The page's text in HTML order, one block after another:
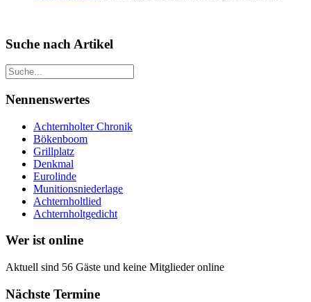
Suche nach Artikel
Nennenswertes
Achternholter Chronik
Bökenboom
Grillplatz
Denkmal
Eurolinde
Munitionsniederlage
Achternholtlied
Achternholtgedicht
Wer ist online
Aktuell sind 56 Gäste und keine Mitglieder online
Nächste Termine